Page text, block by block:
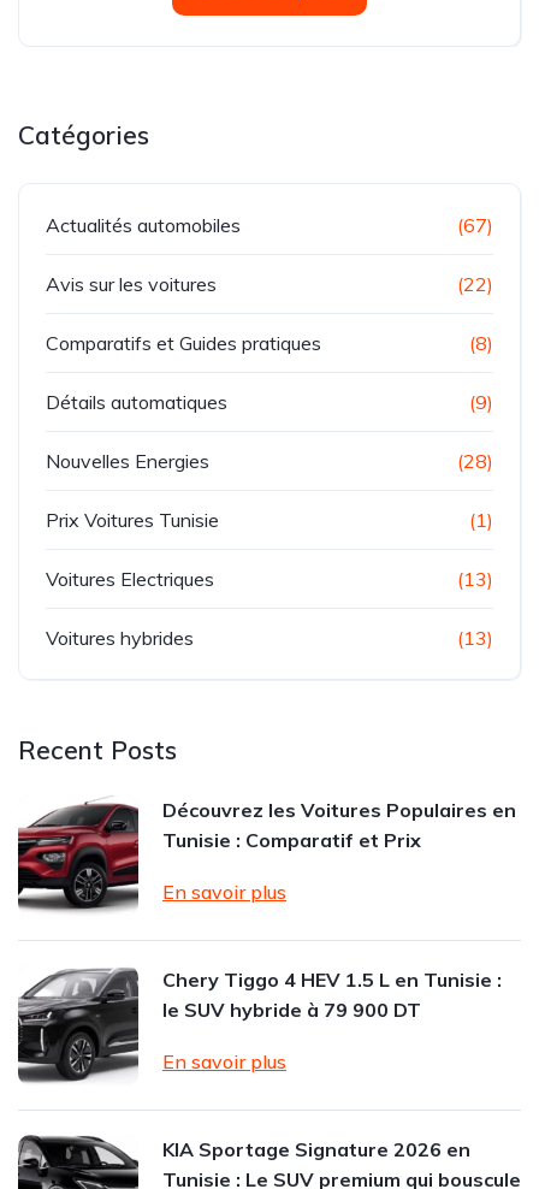
Catégories
Actualités automobiles (67)
Avis sur les voitures (22)
Comparatifs et Guides pratiques (8)
Détails automatiques (9)
Nouvelles Energies (28)
Prix Voitures Tunisie (1)
Voitures Electriques (13)
Voitures hybrides (13)
Recent Posts
Découvrez les Voitures Populaires en
Tunisie : Comparatif et Prix
En savoir plus
Chery Tiggo 4 HEV 1.5 L en Tunisie :
le SUV hybride à 79 900 DT
En savoir plus
KIA Sportage Signature 2026 en
Tunisie : Le SUV premium qui bouscule